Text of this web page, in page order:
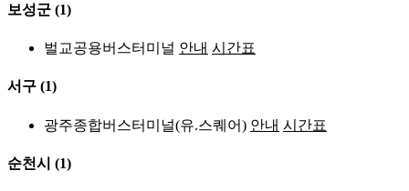
보성군 (1)
벌교공용버스터미널 안내 시간표
서구 (1)
광주종합버스터미널(유.스퀘어) 안내 시간표
순천시 (1)